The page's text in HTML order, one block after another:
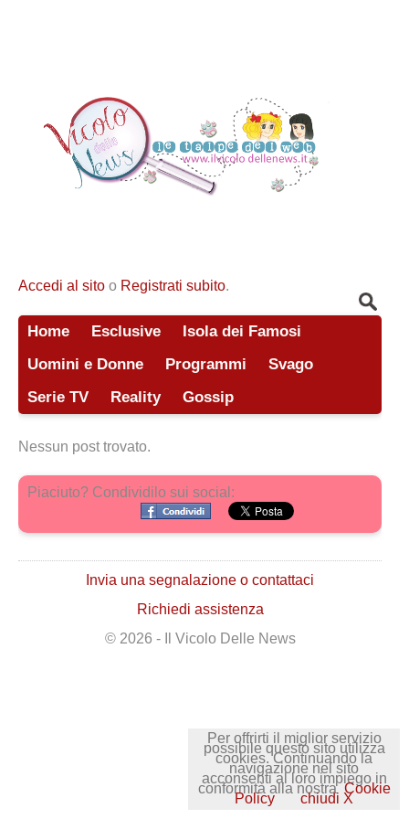
Accedi al sito o Registrati subito.
Home Esclusive
Isola dei Famosi
Uomini e Donne
Programmi
Svago
Serie TV
Reality Gossip
Nessun post trovato.
Piaciuto? Condividilo sui social:
Invia una segnalazione o contattaci
Richiedi assistenza
© 2026 - Il Vicolo Delle News
Per offrirti il miglior servizio
possibile questo sito utilizza
cookies. Continuando la
navigazione nel sito
acconsenti al loro impiego in
conformità alla nostra Cookie
Policy chiudi X